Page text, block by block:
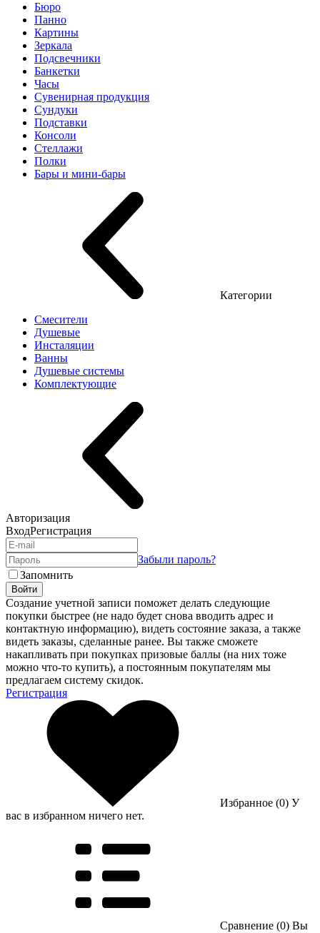
Бюро
Панно
Картины
Зеркала
Подсвечники
Банкетки
Часы
Сувенирная продукция
Сундуки
Подставки
Консоли
Стеллажи
Полки
Бары и мини-бары
Категории
Смесители
Душевые
Инсталяции
Ванны
Душевые системы
Комплектующие
Авторизация
ВходРегистрация
Забыли пароль?
Запомнить
Войти
Создание учетной записи поможет делать следующие
покупки быстрее (не надо будет снова вводить адрес и
контактную информацию), видеть состояние заказа, а также
видеть заказы, сделанные ранее. Вы также сможете
накапливать при покупках призовые баллы (на них тоже
можно что-то купить), а постоянным покупателям мы
предлагаем систему скидок.
Регистрация
Избранное (0) У
вас в избранном ничего нет.
Сравнение (0) Вы